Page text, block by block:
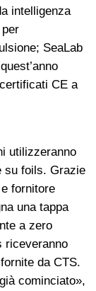
intelligenza
SeaLab
CE a
utilizzeranno
su foils. Grazie
fornitore
una tappa
a zero
riceveranno
da CTS.
cominciato»,